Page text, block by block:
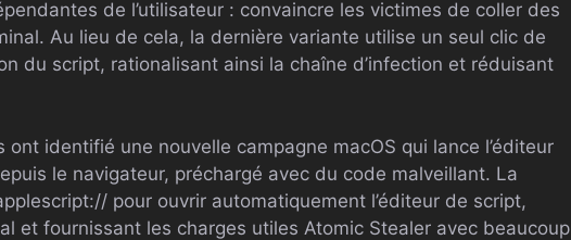
de l’utilisateur : convaincre les victimes de coller des
Au lieu de cela, la dernière variante utilise un seul clic de
du script, rationalisant ainsi la chaîne d’infection et réduisant
identifié une nouvelle campagne macOS qui lance l’éditeur
le navigateur, préchargé avec du code malveillant. La
pour ouvrir automatiquement l’éditeur de script,
et fournissant les charges utiles Atomic Stealer avec beaucoup